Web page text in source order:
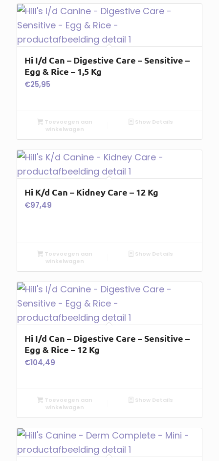
Hi I/d Can – Digestive Care – Sensitive –
Egg & Rice – 1,5 Kg
€25,95
Toevoegen aan
winkelwagen
Show Details
Hi K/d Can – Kidney Care – 12 Kg
€97,49
Toevoegen aan
winkelwagen
Show Details
Hi I/d Can – Digestive Care – Sensitive –
Egg & Rice – 12 Kg
€104,49
Toevoegen aan
winkelwagen
Show Details